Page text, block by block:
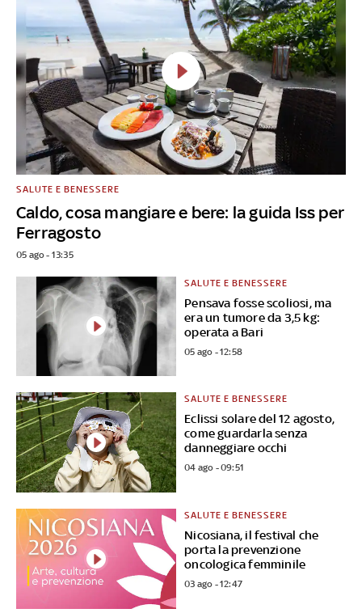
Caldo, cosa mangiare e bere: la guida Iss per
Ferragosto
SALUTE E BENESSERE
05 ago - 13:35
Pensava fosse scoliosi, ma
era un tumore da 3,5 kg:
operata a Bari
SALUTE E BENESSERE
05 ago - 12:58
Eclissi solare del 12 agosto,
come guardarla senza
danneggiare occhi
SALUTE E BENESSERE
04 ago - 09:51
Nicosiana, il festival che
porta la prevenzione
oncologica femminile
SALUTE E BENESSERE
03 ago - 12:47